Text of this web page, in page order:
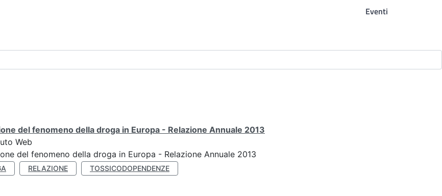
Eventi
del fenomeno della droga in Europa - Relazione Annuale 2013
Web
del fenomeno della droga in Europa - Relazione Annuale 2013
RELAZIONE TOSSICODOPENDENZE